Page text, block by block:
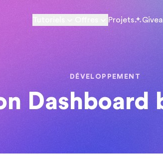
Projets
DÉVELOPPEMENT
Dashboard